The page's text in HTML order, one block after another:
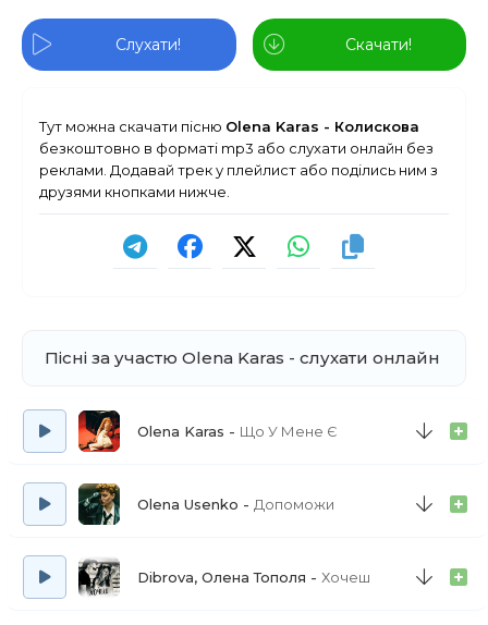
Слухати! Скачати!
Тут можна скачати пісню Olena Karas - Колискова
безкоштовно в форматі mp3 або слухати онлайн без
реклами. Додавай трек у плейлист або поділись ним з
друзями кнопками нижче.
Пісні за участю Olena Karas - слухати онлайн
Olena Karas Що У Мене Є
Olena Usenko Допоможи
Dibrova, Олена Тополя Хочеш